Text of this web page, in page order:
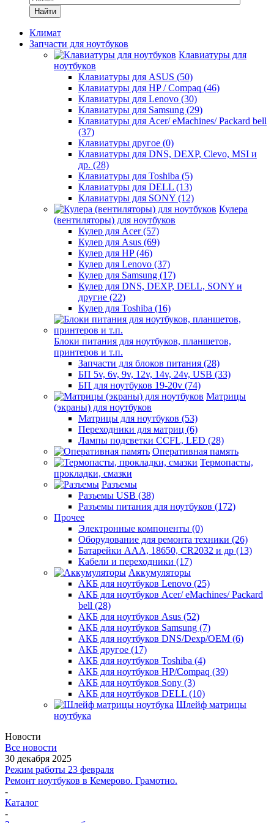
Найти
Климат
Запчасти для ноутбуков
Клавиатуры для
ноутбуков
Клавиатуры для ASUS (50)
Клавиатуры для HP / Compaq (46)
Клавиатуры для Lenovo (30)
Клавиатуры для Samsung (29)
Клавиатуры для Acer/ eMachines/ Packard bell
(37)
Клавиатуры другое (0)
Клавиатуры для DNS, DEXP, Clevo, MSI и
др. (28)
Клавиатуры для Toshiba (5)
Клавиатуры для DELL (13)
Клавиатуры для SONY (12)
Кулера
(вентиляторы) для ноутбуков
Кулер для Acer (57)
Кулер для Asus (69)
Кулер для HP (46)
Кулер для Lenovo (37)
Кулер для Samsung (17)
Кулер для DNS, DEXP, DELL, SONY и
другие (22)
Кулер для Toshiba (16)
Блоки питания для ноутбуков, планшетов,
принтеров и т.п.
Запчасти для блоков питания (28)
БП 5v, 6v, 9v, 12v, 14v, 24v, USB (33)
БП для ноутбуков 19-20v (74)
Матрицы
(экраны) для ноутбуков
Матрицы для ноутбуков (53)
Переходники для матриц (6)
Лампы подсветки CCFL, LED (28)
Оперативная память
Термопасты,
прокладки, смазки
Разъемы
Разъемы USB (38)
Разъемы питания для ноутбуков (172)
Прочее
Электронные компоненты (0)
Оборудование для ремонта техники (26)
Батарейки AAА, 18650, CR2032 и др (13)
Кабели и переходники (17)
Аккумуляторы
АКБ для ноутбуков Lenovo (25)
АКБ для ноутбуков Acer/ eMachines/ Packard
bell (28)
АКБ для ноутбуков Asus (52)
АКБ для ноутбуков Samsung (7)
АКБ для ноутбуков DNS/Dexp/OEM (6)
АКБ другое (17)
АКБ для ноутбуков Toshiba (4)
АКБ для ноутбуков HP/Compaq (39)
АКБ для ноутбуков Sony (3)
АКБ для ноутбуков DELL (10)
Шлейф матрицы
ноутбука
Новости
Все новости
30 декабря 2025
Режим работы 23 февраля
Ремонт ноутбуков в Кемерово. Грамотно.
-
Каталог
-